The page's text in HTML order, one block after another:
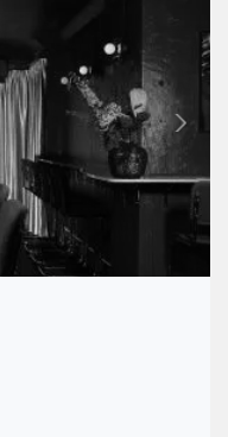
Suivant